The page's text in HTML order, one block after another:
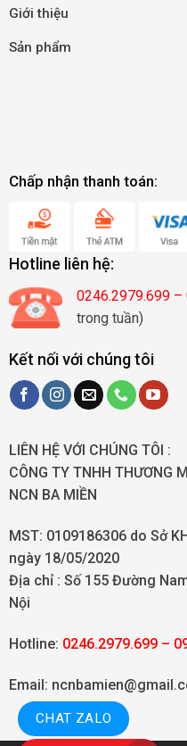
Giới thiệu
Sản phẩm
Chấp nhận thanh toán:
Hotline liên hệ:
0246.2979.699 –
trong tuần)
Kết nối với chúng tôi
LIÊN HỆ VỚI CHÚNG TÔI :
CÔNG TY TNHH THƯƠNG
NCN BA MIỀN
MST: 0109186306 do Sở
ngày 18/05/2020
Địa chỉ : Số 155 Đường
Nội
Hotline: 0246.2979.699 –
Email:
CHAT ZALO